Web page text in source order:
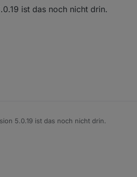
ist das noch nicht drin.
5.0.19 ist das noch nicht drin.